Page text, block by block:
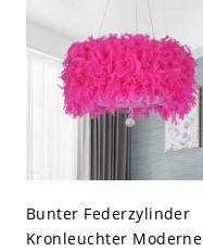
120V, 16"
Bunter Federzylinder
Kronleuchter Moderne